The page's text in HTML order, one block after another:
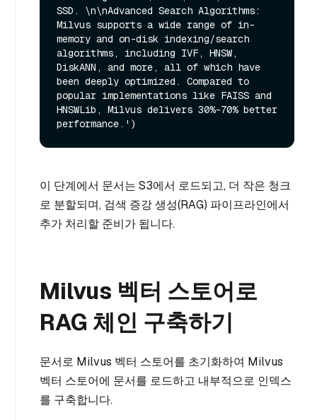
SSD. \n\nAdvanced Search Algorithms:
Milvus supports a wide range of in-
memory and on-disk indexing/search
algorithms, including IVF, HNSW,
DiskANN, and more, all of which have
been deeply optimized. Compared to
popular implementations like FAISS and
HNSWLib, Milvus delivers 30%-70% better
이 단계에서 문서는 S3에서 로드되고, 더 작은 청크
로 분할되며, 검색 증강 생성(RAG) 파이프라인에서
추가 처리할 준비가 됩니다.
Milvus 벡터 스토어로
RAG 체인 구축하기
문서로 Milvus 벡터 스토어를 초기화하여 Milvus
벡터 스토어에 문서를 로드하고 내부적으로 인덱스
를 구축합니다.